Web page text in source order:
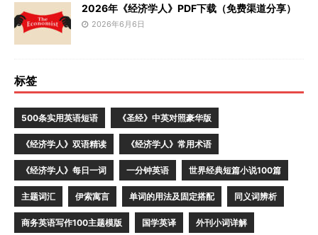
2026年《经济学人》PDF下载（免费渠道分享）
2026年6月6日
标签
500条实用英语短语 《圣经》中英对照豪华版
《经济学人》双语精读 《经济学人》常用术语
《经济学人》每日一词 一分钟英语 世界经典短篇小说100篇
主题词汇 伊索寓言 单词的用法及固定搭配 同义词辨析
商务英语写作100主题模版 国学英译 外刊小词详解